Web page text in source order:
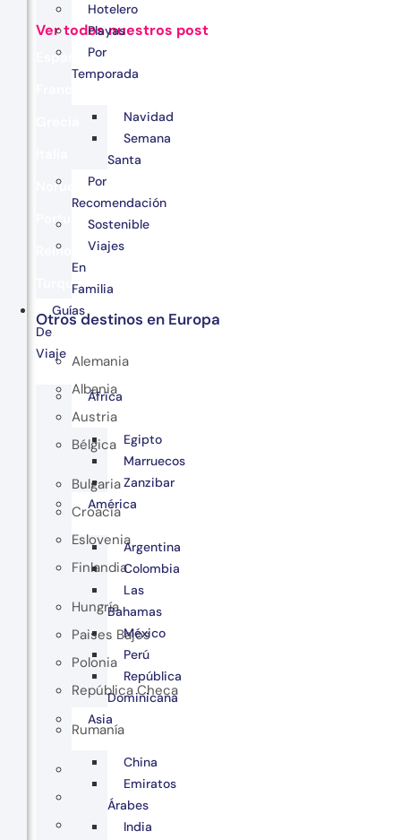
Ver todos nuestros post
España
Noruega
Portugal
Reino Unido
Turquía
Otros destinos en Europa
Alemania
Albania
Austria
Bélgica
Bulgaria
Croacia
Eslovenia
Finlandia
Hungría
Paises Bajos
Polonia
República Checa
Rumanía
Hotelero
Playas
Por
Temporada
Navidad
Semana
Santa
Por
Recomendación
Sostenible
Viajes
En
Familia
Guías
De
Viaje
África
Egipto
Marruecos
Zanzibar
América
Argentina
Colombia
Las
Bahamas
México
Perú
República
Dominicana
Asia
China
Emiratos
Árabes
India